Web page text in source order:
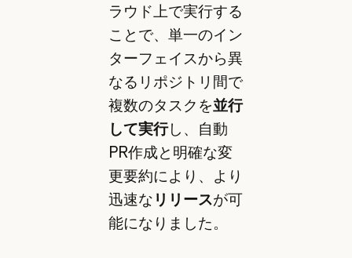
ラウド上で実行する
ことで、単一のイン
ターフェイスから異
なるリポジトリ間で
複数のタスクを並行
して実行し、自動
PR作成と明確な変
更要約により、より
迅速な リリースが可
能になりました。